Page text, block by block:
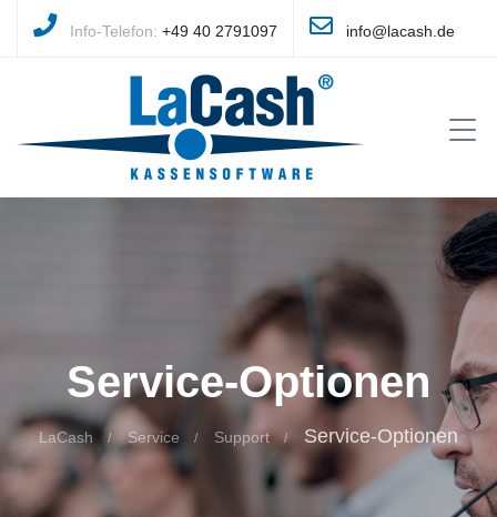
Info-Telefon: +49 40 2791097 info@lacash.de
Service-Optionen
LaCash Service Support Service-Optionen